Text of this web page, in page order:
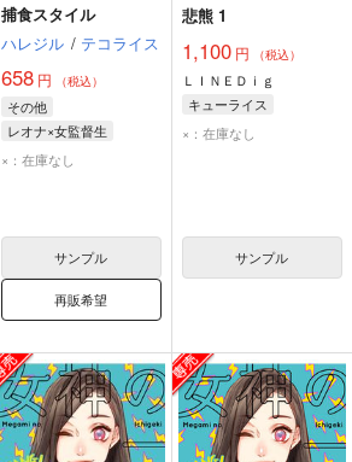
捕食スタイル
ハレジル / テコライス
658 円 （税込）
その他
レオナ×女監督生
レオナ・キングスカラー
×：在庫なし
サンプル
再販希望
悲熊 1
1,100円 （税込）
ＬＩＮＥＤｉｇ
キューライス
×：在庫なし
サンプル